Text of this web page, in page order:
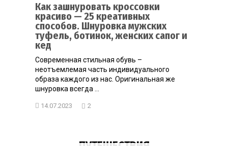
Как зашнуровать кроссовки
красиво — 25 креативных
способов. Шнуровка мужских
туфель, ботинок, женских сапог и
кед
Современная стильная обувь –
неотъемлемая часть индивидуального
образа каждого из нас. Оригинальная же
шнуровка всегда ...
14.07.2023 2